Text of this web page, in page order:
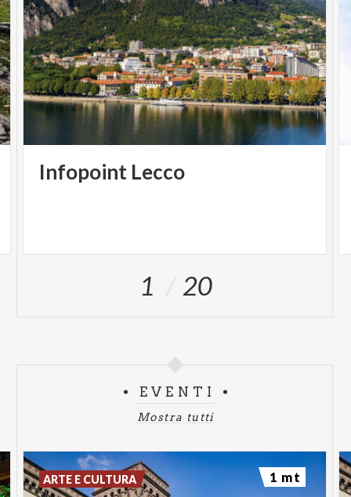
Infopoint Lecco
1 20
EVENTI
Mostra tutti
ARTE E CULTURA 1 mt